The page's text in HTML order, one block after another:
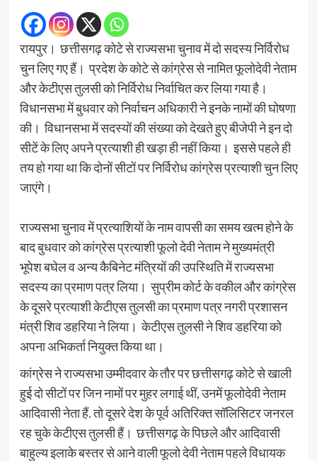
रायपुर। छत्तीसगढ़ कोटे से राज्यसभा चुनाव में दो सदस्य निर्विरोध
चुन लिए गए हैं। प्रदेश के कोटे से कांग्रेस से नामित फूलोदेवी नेताम
और केटीएस तुलसी को निर्विरोध निर्वाचित कर लिया गया है।
विधानसभा में बुधवार को निर्वाचन अधिकारी ने इनके नामों की घोषणा
की। विधानसभा में सदस्यों की संख्या को देखते हुए बीजेपी ने इन दो
सीटें के लिए अपने प्रत्याशी ही खड़ा ही नहीं किया। इससे पहले ही
तय हो गया था कि दोनों सीटों पर निर्विरोध कांग्रेस प्रत्याशी चुन लिए
जाएंगे।
राज्यसभा चुनाव में प्रत्याशियों के नाम वापसी का समय खत्म होने के
बाद बुधवार को कांग्रेस प्रत्याशी फूलो देवी नेताम ने मुख्यमंत्री
भूपेश बघेल व अन्य कैबिनेट मंत्रियों की उपस्थिति में राज्यसभा
सदस्य का प्रमाण पत्र लिया। सुप्रीम कोर्ट के वकील और कांग्रेस
के दूसरे प्रत्याशी केटीएस तुलसी का प्रमाण पत्र नगरी प्रशासन
मंत्री शिव डहरिया ने लिया। केटीएस तुलसी ने शिव डहरिया को
अपना अभिकर्ता नियुक्त किया था।
कांग्रेस ने राज्यसभा उम्मीदवार के तौर पर छत्तीसगढ़ कोटे से खाली
हुई दो ​सीटों पर जिन नामों पर मुहर लगाई थीं, उनमें फूलोदेवी नेताम
आदिवासी नेता हैं. तो दूसरे देश के पूर्व अतिरिक्त सॉलिसिटर जनरल
रह चुके केटीएस तुलसी हैं। छत्तीसगढ़ के पिछले और आदिवासी
बाहुल्य इलाके बस्तर से आने वाली फूलो देवी नेताम पहले विधायक